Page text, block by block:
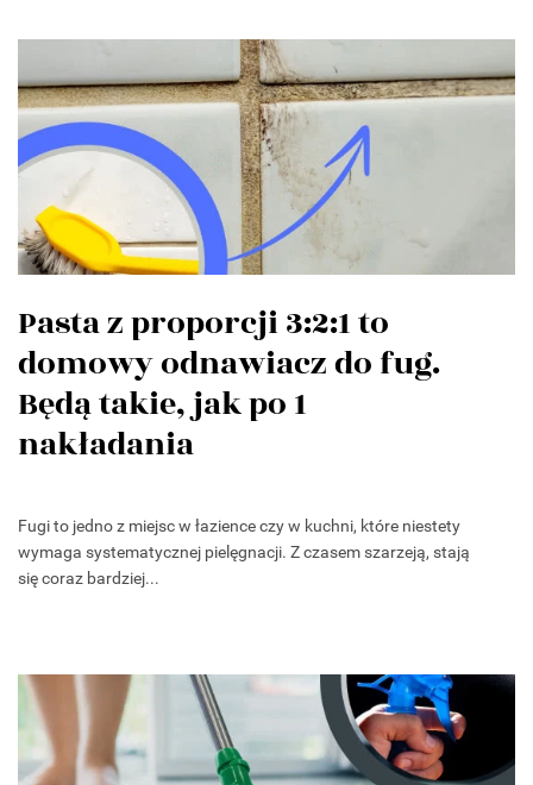
Pasta z proporcji 3:2:1 to
domowy odnawiacz do fug.
Będą takie, jak po 1
nakładania
Fugi to jedno z miejsc w łazience czy w kuchni, które niestety
wymaga systematycznej pielęgnacji. Z czasem szarzeją, stają
się coraz bardziej...